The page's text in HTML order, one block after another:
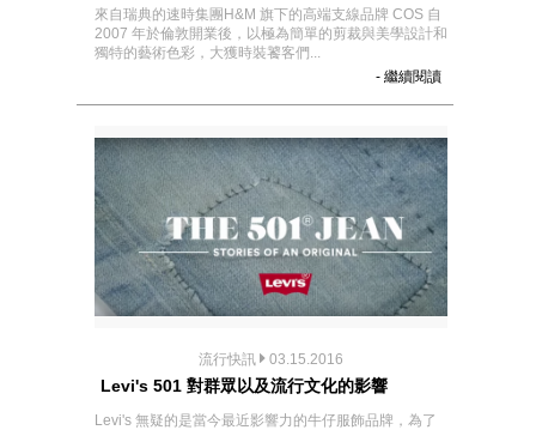
來自瑞典的速時集團H&M 旗下的高端支線品牌 COS 自
2007 年於倫敦開業後，以極為簡單的剪裁與美學設計和
獨特的藝術色彩，大獲時裝饕客們...
- 繼續閱讀
流行快訊 03.15.2016
Levi's 501 對群眾以及流行文化的影響
Levi's 無疑的是當今最近影響力的牛仔服飾品牌，為了